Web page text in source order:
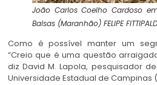
João Carlos Coelho Cardoso
Balsas (Maranhão) FELIPE
Como é possível manter um
“Creio que é uma questão
diz David M. Lapola, pesquisador
Universidade Estadual de Campinas (